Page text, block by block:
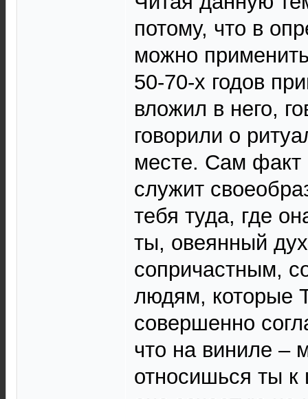
потому, что в
можно
50-70-х годов
вложил в него,
говорили о
месте. Сам факт
служит
тебя туда, где
ты, овеянный
сопричастным,
людям, которые
совершенно
что на виниле
относишься ты